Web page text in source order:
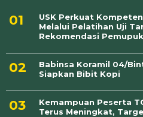
USK Perkuat
Melalui Pelatihan Uji
Rekomendasi
Babinsa Koramil 04/
Siapkan Bibit Kopi
Kemampuan Peserta
Terus Meningkat,